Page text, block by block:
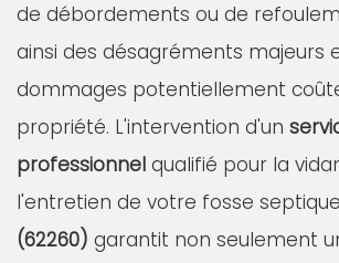
de débordements ou de
ainsi des désagréments majeurs
dommages potentiellement
propriété. L'intervention d'un
professionnel qualifié pour la
l'entretien de votre fosse
(62260) garantit non seulement